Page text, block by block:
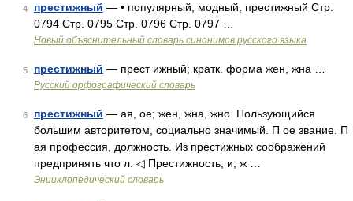
4 престижный — • популярный, модный, престижный Стр.
0794 Стр. 0795 Стр. 0796 Стр. 0797 …
Новый объяснительный словарь синонимов русского языка
5 престижный — прест ижный; кратк. форма жен, жна …
Русский орфографический словарь
6 престижный — ая, ое; жен, жна, жно. Пользующийся
большим авторитетом, социально значимый. П ое звание. П
ая профессия, должность. Из престижных соображений
предпринять что л. ◁ Престижность, и; ж …
Энциклопедический словарь